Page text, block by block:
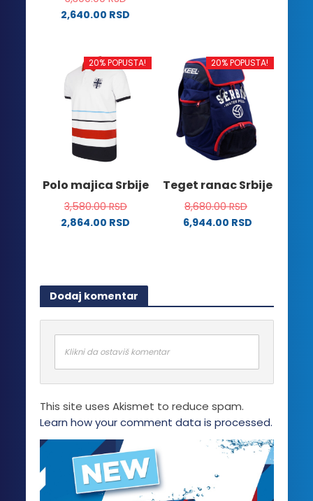
2,640.00 RSD
ima
više
varijanti.
Opcije
mogu
biti
izabrane
stranici
proizvoda.
više
varijanti.
Opcije
mogu
biti
izabrane
na
proizvoda.
20% POPUSTA!
Polo majica Srbije
3,580.00RSD
2,864.00 RSD
više
varijanti.
Opcije
mogu
biti
izabrane
na
stranici
20% POPUSTA!
Teget ranac Srbije
8,680.00RSD
6,944.00 RSD
Dodaj komentar
Klikni da ostaviš komentar
This site uses Akismet to reduce spam.
Learn how your comment data is processed.